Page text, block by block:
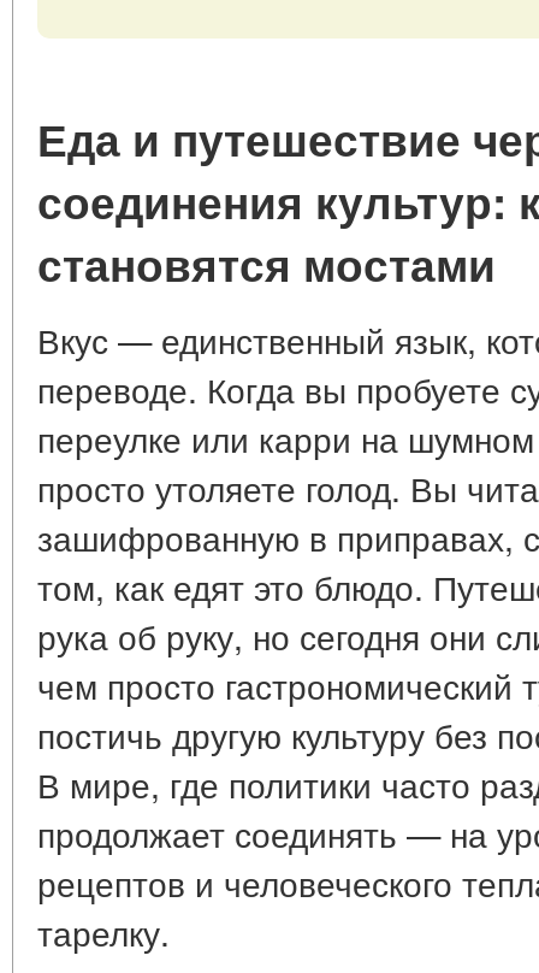
Еда и путешествие
соединения культур:
становятся мостами
Вкус — единственный язык,
переводе. Когда вы пробуете
переулке или карри на
просто утоляете голод. Вы
зашифрованную в приправах,
том, как едят это блюдо.
рука об руку, но сегодня они
чем просто гастрономический
постичь другую культуру без
В мире, где политики часто
продолжает соединять — на
рецептов и человеческого
тарелку.